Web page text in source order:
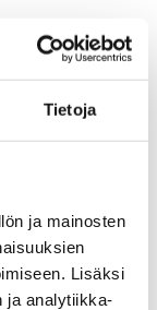
Tietoja
ja mainosten
Lisäksi
ja analytiikka-
40…5000 V
sekä